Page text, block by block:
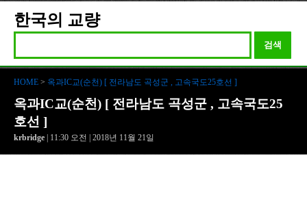
한국의 교량
검색
HOME > 옥과IC교(순천) [ 전라남도 곡성군 , 고속국도25호선 ]
옥과IC교(순천) [ 전라남도 곡성군 , 고속국도25
호선 ]
krbridge | 11:30 오전 | 2018년 11월 21일